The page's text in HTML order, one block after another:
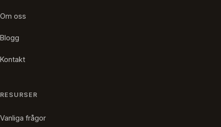
Om oss
Blogg
Kontakt
RESURSER
Vanliga frågor